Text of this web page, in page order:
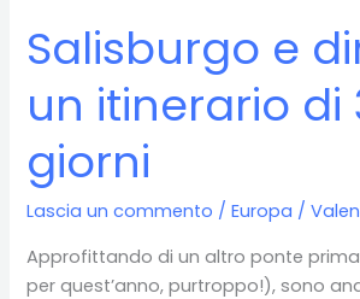
Salisburgo e
un itinerario di
giorni
Lascia un commento /Europa /
Approfittando di un altro ponte
per quest’anno, purtroppo!), sono